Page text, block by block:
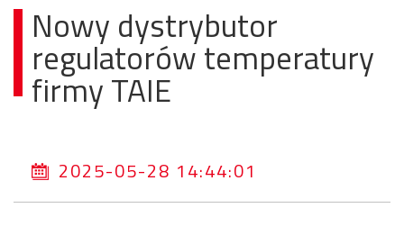
Nowy dystrybutor
regulatorów temperatury
firmy TAIE
2025-05-28 14:44:01